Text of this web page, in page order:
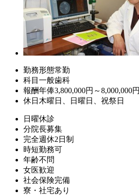
勤務形態常勤
科目 一般歯科
報酬年俸3,800,000円～8,000,000円
休日 木曜日、日曜日、祝祭日
日曜休診
分院長募集
完全週休2日制
時短勤務可
年齢不問
女医歓迎
社会保険完備
寮・社宅あり